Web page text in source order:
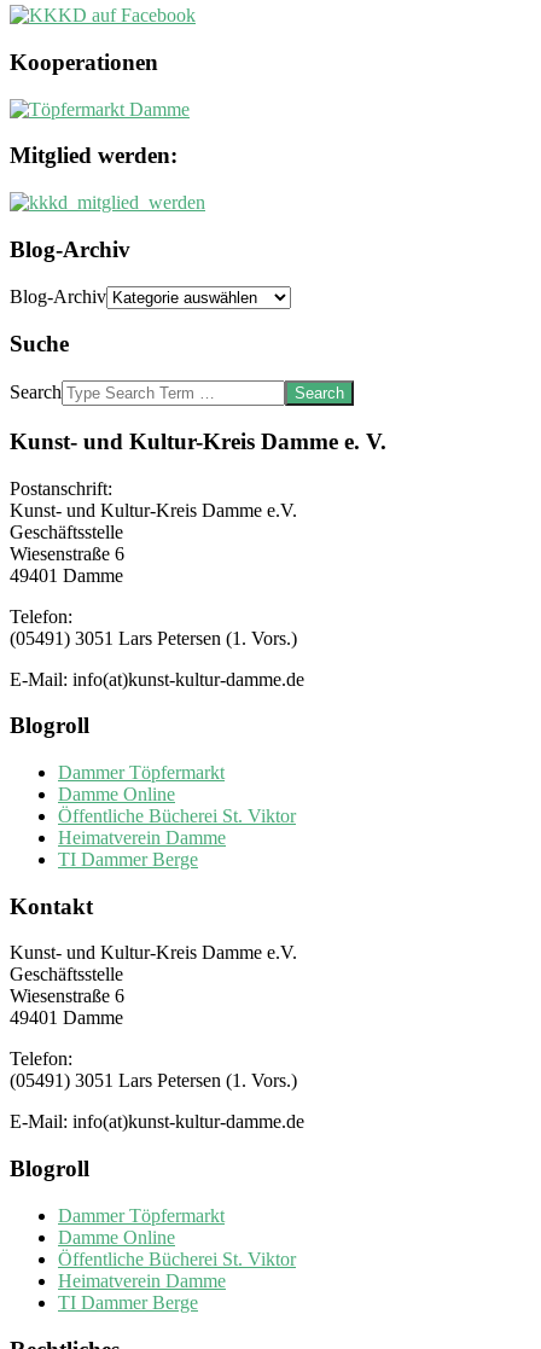
Kooperationen
Mitglied werden:
Blog-Archiv
Blog-Archiv
Suche
Search
Kunst- und Kultur-Kreis Damme e. V.
Postanschrift:
Kunst- und Kultur-Kreis Damme e.V.
Geschäftsstelle
Wiesenstraße 6
49401 Damme
Telefon:
(05491) 3051 Lars Petersen (1. Vors.)
E-Mail: info(at)kunst-kultur-damme.de
Blogroll
Dammer Töpfermarkt
Damme Online
Öffentliche Bücherei St. Viktor
Heimatverein Damme
TI Dammer Berge
Kontakt
Kunst- und Kultur-Kreis Damme e.V.
Geschäftsstelle
Wiesenstraße 6
49401 Damme
Telefon:
(05491) 3051 Lars Petersen (1. Vors.)
E-Mail: info(at)kunst-kultur-damme.de
Blogroll
Dammer Töpfermarkt
Damme Online
Öffentliche Bücherei St. Viktor
Heimatverein Damme
TI Dammer Berge